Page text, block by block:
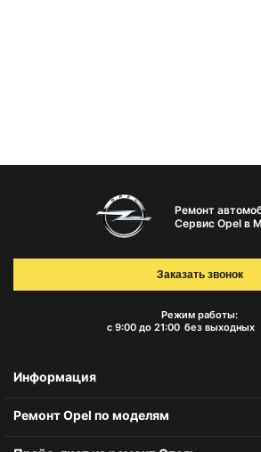
Ремонт
Сервис Opel в
Режим работы:
с 9:00 до 21:00 без выходных
Заказать звонок
Информация
Ремонт Opel по моделям